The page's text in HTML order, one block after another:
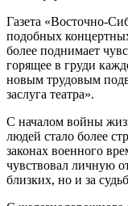
Газета «Восточно-
подобных
более поднимает
горящее в груди
новым трудовым
заслуга театра».
С началом войны
людей стало более
законах военного
чувствовал личную
близких, но и за